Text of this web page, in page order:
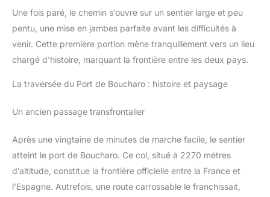
Une fois paré, le chemin s’ouvre sur un sentier large et peu
pentu, une mise en jambes parfaite avant les difficultés à
venir. Cette première portion mène tranquillement vers un lieu
chargé d’histoire, marquant la frontière entre les deux pays.
La traversée du Port de Boucharo : histoire et paysage
Un ancien passage transfrontalier
Après une vingtaine de minutes de marche facile, le sentier
atteint le port de Boucharo. Ce col, situé à 2270 mètres
d’altitude, constitue la frontière officielle entre la France et
l’Espagne. Autrefois, une route carrossable le franchissait,